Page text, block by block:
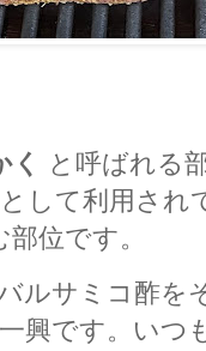
く
と呼ばれる
して利用され
位です。
ルサミコ酢を
興です。いつ